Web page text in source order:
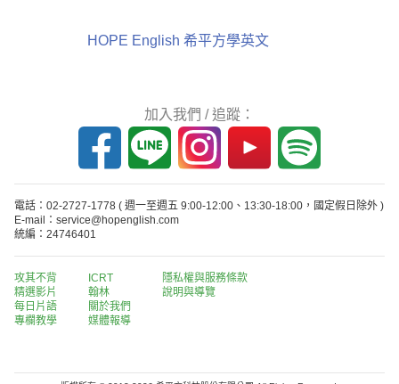
HOPE English 希平方學英文
加入我們 / 追蹤：
電話：02-2727-1778 ( 週一至週五 9:00-12:00、13:30-18:00，國定假日除外 )
E-mail：service@hopenglish.com
統編：24746401
攻其不背
精選影片
每日片語
專欄教學
ICRT
翰林
關於我們
媒體報導
隱私權與服務條款
說明與導覽